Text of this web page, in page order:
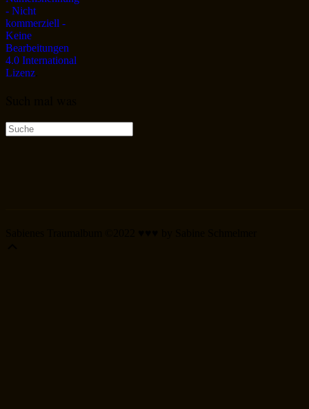
- Nicht
kommerziell -
Keine
Bearbeitungen
4.0 International
Lizenz
Suche
nach: